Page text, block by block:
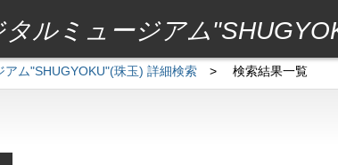
ルミュージアム
アム"SHUGYOKU"(珠玉) 詳細検索 > 検索結果一覧